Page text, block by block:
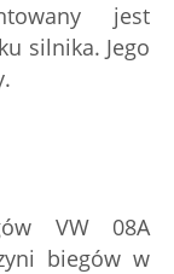
jest
silnika. Jego
VW 08A
biegów w